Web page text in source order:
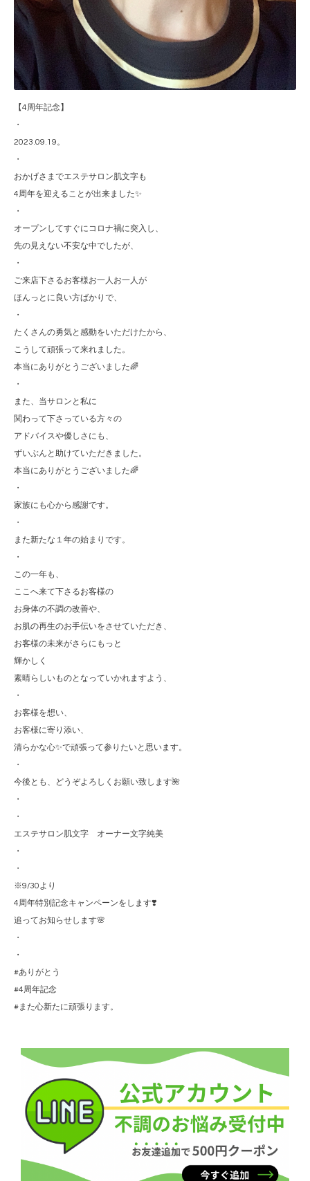
【4周年記念】
・
2023.09.19。
・
おかげさまでエステサロン肌文字も
4周年を迎えることが出来ました✨
・
オープンしてすぐにコロナ禍に突入し、
先の見えない不安な中でしたが、
・
ご来店下さるお客様お一人お一人が
ほんっとに良い方ばかりで、
・
たくさんの勇気と感動をいただけたから、
こうして頑張って来れました。
本当にありがとうございました🌈
・
また、当サロンと私に
関わって下さっている方々の
アドバイスや優しさにも、
ずいぶんと助けていただきました。
本当にありがとうございました🌈
・
家族にも心から感謝です。
・
また新たな１年の始まりです。
・
この一年も、
ここへ来て下さるお客様の
お身体の不調の改善や、
お肌の再生のお手伝いをさせていただき、
お客様の未来がさらにもっと
輝かしく
素晴らしいものとなっていかれますよう、
・
お客様を想い、
お客様に寄り添い、
清らかな心✨で頑張って参りたいと思います。
・
今後とも、どうぞよろしくお願い致します🌺
・
・
エステサロン肌文字 オーナー文字純美
・
・
※9/30より
4周年特別記念キャンペーンをします❣️
追ってお知らせします🌸
・
・
#ありがとう
#4周年記念
#また心新たに頑張ります。